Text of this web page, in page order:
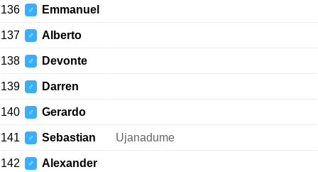
136 ♂ Emmanuel
137 ♂ Alberto
138 ♂ Devonte
139 ♂ Darren
140 ♂ Gerardo
141 ♂ Sebastian Ujanadume
142 ♂ Alexander